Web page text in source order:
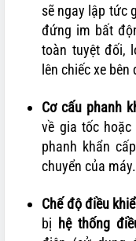
sẽ ngay lập tức
đứng im bất
toàn tuyệt đối,
lên chiếc xe bên
Cơ cấu phanh
về gia tốc
phanh khẩn
chuyển của máy.
Chế độ điều
bị hệ thống